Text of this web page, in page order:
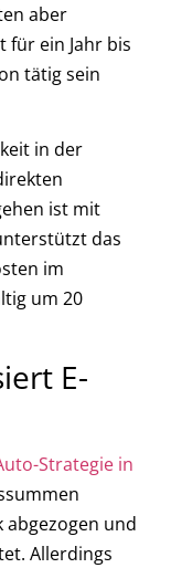
aber
für ein Jahr bis
tätig sein
in der
ist mit
das
im
um 20
E-
Strategie in
und
Allerdings